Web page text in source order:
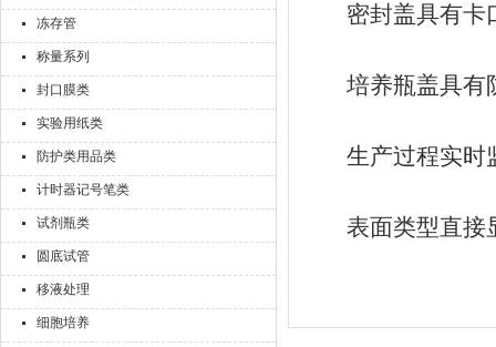
冻存管
称量系列
封口膜类
实验用纸类
防护类用品类
计时器记号笔类
试剂瓶类
圆底试管
移液处理
细胞培养
密封盖具有卡口
培养瓶盖具有防
生产过程实时监
表面类型直接